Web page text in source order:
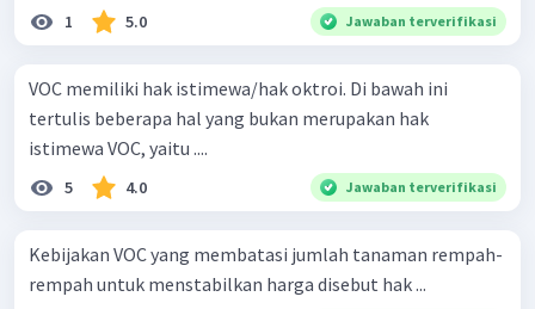
1 5.0 Jawaban terverifikasi
VOC memiliki hak istimewa/hak oktroi. Di bawah ini
tertulis beberapa hal yang bukan merupakan hak
istimewa VOC, yaitu ....
5 4.0 Jawaban terverifikasi
Kebijakan VOC yang membatasi jumlah tanaman rempah-
rempah untuk menstabilkan harga disebut hak ...